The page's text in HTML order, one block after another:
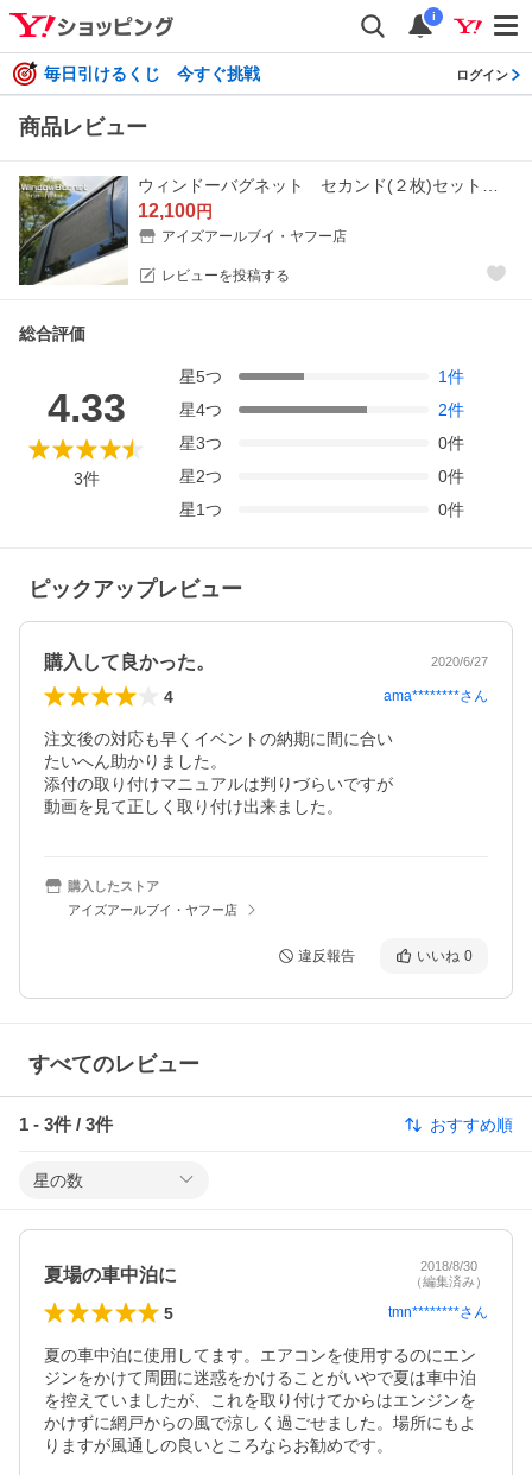
i
毎日引けるくじ 今すぐ挑戦 ログイン
商品レビュー
12,100円
アイズアールブイ・ヤフー店
レビューを投稿する
総合評価
4.33
3件
星5つ 1件
星4つ 2件
星3つ 0件
星2つ 0件
星1つ 0件
ピックアップレビュー
購入して良かった。 2020/6/27
4 ama********さん
注文後の対応も早くイベントの納期に間に合い
たいへん助かりました。
添付の取り付けマニュアルは判りづらいですが
動画を見て正しく取り付け出来ました。
購入したストア
アイズアールブイ・ヤフー店
違反報告 いいね 0
すべてのレビュー
1 - 3件 / 3件 おすすめ順
星の数
夏場の車中泊に
2018/8/30
（編集済み）
5 tmn********さん
夏の車中泊に使用してます。エアコンを使用するのにエン
ジンをかけて周囲に迷惑をかけることがいやで夏は車中泊
を控えていましたが、これを取り付けてからはエンジンを
かけずに網戸からの風で涼しく過ごせました。場所にもよ
りますが風通しの良いところならお勧めです。